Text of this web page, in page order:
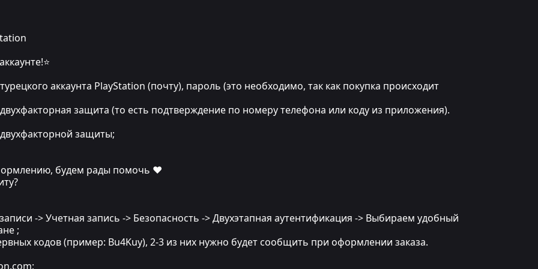
аккаунта PlayStation (почту), пароль (это необходимо, так как покупка происходит
защита (то есть подтверждение по номеру телефона или коду из приложения).
защиты;
будем рады помочь ❤
-> Учетная запись -> Безопасность -> Двухэтапная аутентификация -> Выбираем удобный
;
кодов (пример: Bu4Kuy), 2-3 из них нужно будет сообщить при оформлении заказа.